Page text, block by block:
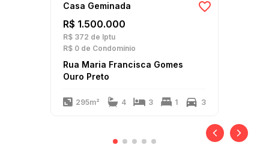
Casa Geminada
R$ 1.500.000
R$ 372 de Iptu
R$ 0 de Condomínio
Rua Maria Francisca Gomes
Ouro Preto
295m² 4 3 1 3